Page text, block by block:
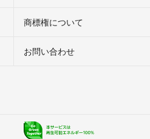
商標権について
お問い合わせ